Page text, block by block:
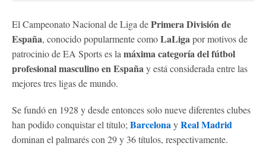
El Campeonato Nacional de Liga dePrimera División de
España, conocido popularmente comoLaLigapor motivos de
patrocinio de EA Sports es la máxima categoría del fútbol
profesional masculino en Españay está considerada entre las
mejores tres ligas de mundo.
Se fundó en 1928 y desde entonces solo nueve diferentes clubes
han podido conquistar el título; BarcelonayReal Madrid
dominan el palmarés con 29 y 36 títulos, respectivamente.